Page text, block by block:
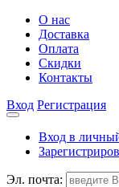
О нас
Доставка
Оплата
Скидки
Контакты
Вход Регистрация
Вход в
Эл. почта: